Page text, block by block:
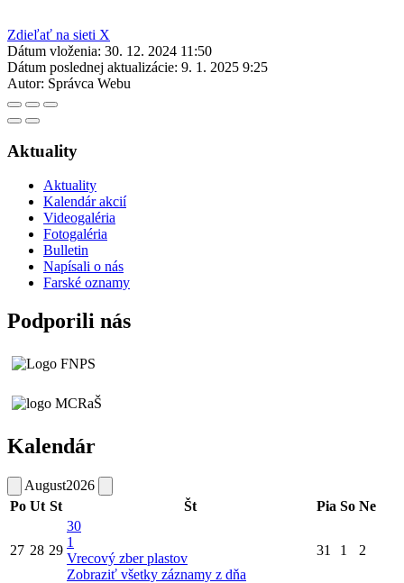
Zdieľať na sieti X
Dátum vloženia: 30. 12. 2024 11:50
Dátum poslednej aktualizácie: 9. 1. 2025 9:25
Autor: Správca Webu
Aktuality
Aktuality
Kalendár akcií
Videogaléria
Fotogaléria
Bulletin
Napísali o nás
Farské oznamy
Podporili nás
Kalendár
August2026
Po Ut St Št Pia So Ne
27 28 29
30
1
Vrecový zber plastov
Zobraziť všetky záznamy z dňa
31 1 2